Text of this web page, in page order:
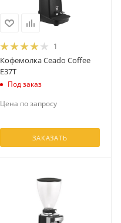
1
Кофемолка Ceado Coffee
E37T
Под заказ
Цена по запросу
ЗАКАЗАТЬ